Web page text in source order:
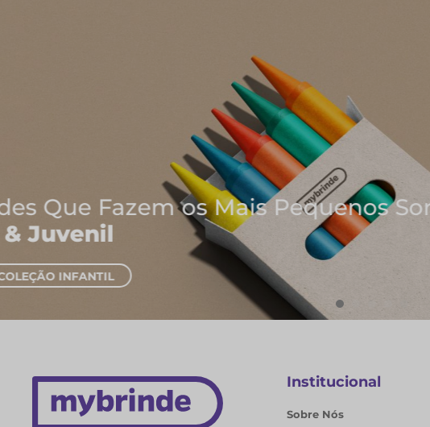
Onde Nascem As Melhores Ideias
Cadernos e Blocos de Notas
EXPLORAR CADERNOS
Institucional
Sobre Nós